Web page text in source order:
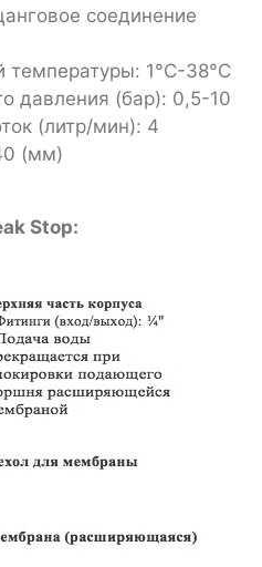
соединение
температуры: 1°C-38°C
давления (бар): 0,5-10
(литр/мин): 4
(мм)
Stop: